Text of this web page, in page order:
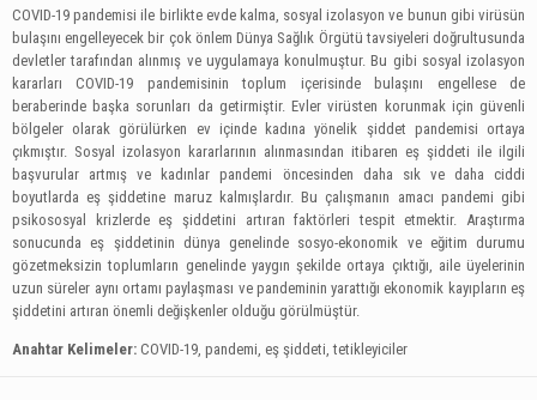
COVID-19 pandemisi ile birlikte evde kalma, sosyal izolasyon ve bunun gibi virüsün
bulaşını engelleyecek bir çok önlem Dünya Sağlık Örgütü tavsiyeleri doğrultusunda
devletler tarafından alınmış ve uygulamaya konulmuştur. Bu gibi sosyal izolasyon
kararları COVID-19 pandemisinin toplum içerisinde bulaşını engellese de
beraberinde başka sorunları da getirmiştir. Evler virüsten korunmak için güvenli
bölgeler olarak görülürken ev içinde kadına yönelik şiddet pandemisi ortaya
çıkmıştır. Sosyal izolasyon kararlarının alınmasından itibaren eş şiddeti ile ilgili
başvurular artmış ve kadınlar pandemi öncesinden daha sık ve daha ciddi
boyutlarda eş şiddetine maruz kalmışlardır. Bu çalışmanın amacı pandemi gibi
psikososyal krizlerde eş şiddetini artıran faktörleri tespit etmektir. Araştırma
sonucunda eş şiddetinin dünya genelinde sosyo-ekonomik ve eğitim durumu
gözetmeksizin toplumların genelinde yaygın şekilde ortaya çıktığı, aile üyelerinin
uzun süreler aynı ortamı paylaşması ve pandeminin yarattığı ekonomik kayıpların eş
şiddetini artıran önemli değişkenler olduğu görülmüştür.
Anahtar Kelimeler: COVID-19, pandemi, eş şiddeti, tetikleyiciler